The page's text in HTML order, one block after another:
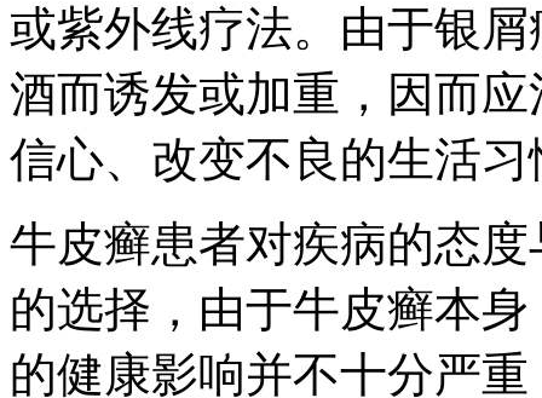
或紫外线疗法。由于银
酒而诱发或加重，因而
信心、改变不良的生活
牛皮癣患者对疾病的态
的选择，由于牛皮癣本
的健康影响并不十分严